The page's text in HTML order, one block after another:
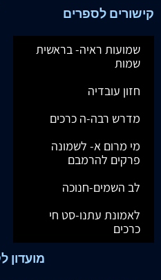
קישורים לספרים
שמועות ראיה- בראשית
שמות
חזון עובדיה
מדרש רבה-ה כרכים
מי מרום א- לשמונה
פרקים להרמבם
לב השמים-חנוכה
לאמונת עתנו-סט חי
כרכים
מועדון